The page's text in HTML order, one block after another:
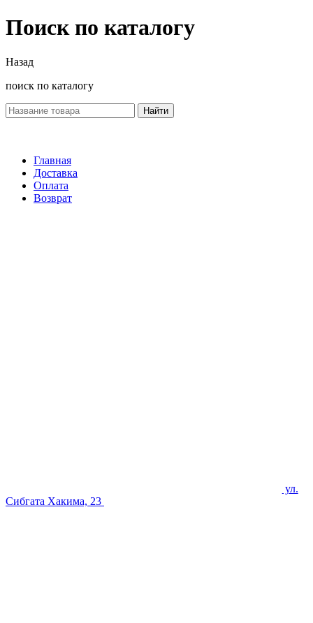
Поиск по каталогу
Назад
поиск по каталогу
Найти
Главная
Доставка
Оплата
Возврат
ул.
Сибгата Хакима, 23